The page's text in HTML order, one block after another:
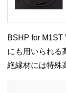
BSHP for
にも用いられる
絶縁材には特殊